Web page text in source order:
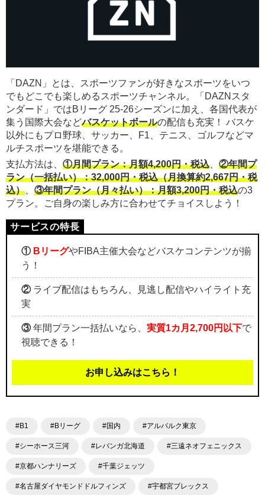
「DAZN」とは、スポーツファンが好きなスポーツをいつ
でもどこでも楽しめるスポーツチャンネル。「DAZNスタ
ンダード」ではBリーグ 25-26シーズンに加え、各国代表が
集う国際大会などバスケットボールの配信も充実！ バスケ
以外にもプロ野球、サッカー、F1、テニス、ゴルフなどマ
ルチスポーツを堪能できる。
支払方法は、 ①月間プラン：月額4,200円・税込、 ②年間プ
ラン（一括払い）：32,000円・税込（月換算約2,667円・税
込）、 ③年間プラン（月々払い）：月額3,200円・税込の3
プラン。ご自身の楽しみ方に合わせてチョイスしよう！
① BリーグやFIBA主催大会などバスケコンテンツが揃
う！
②ライブ配信はもちろん、見逃し配信やハイライト充
実
③年間プラン一括払いなら、 実質1カ月2,700円以下で
視聴できる！
お申し込みはこちら！
#B1 #Bリーグ #国内 #アルバルク東京
#シーホース三河 #レバンガ北海道 #三遠ネオフェニックス
#京都ハンナリーズ #千葉ジェッツ
#名古屋ダイヤモンドドルフィンズ #宇都宮ブレックス